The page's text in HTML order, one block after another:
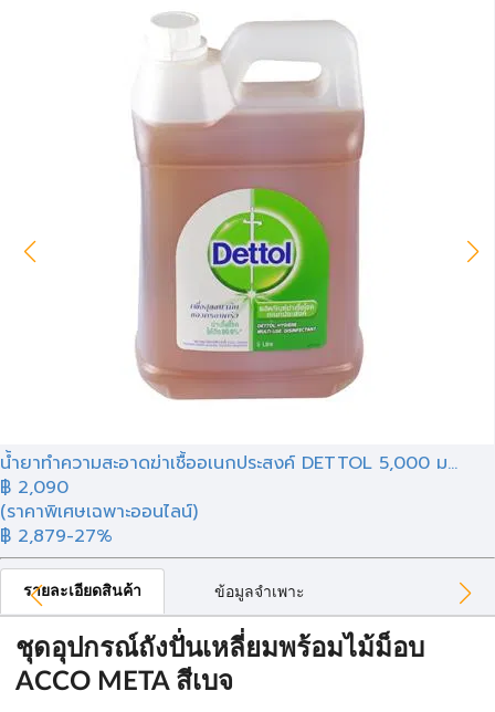
น้ำยาทำความสะอาดฆ่าเชื้ออเนกประสงค์ DETTOL 5,000 ม...
฿ 2,090
(ราคาพิเศษเฉพาะออนไลน์)
฿ 2,879-27%
รายละเอียดสินค้า ข้อมูลจำเพาะ
ชุดอุปกรณ์ถังปั่นเหลี่ยมพร้อมไม้ม็อบ
ACCO META สีเบจ